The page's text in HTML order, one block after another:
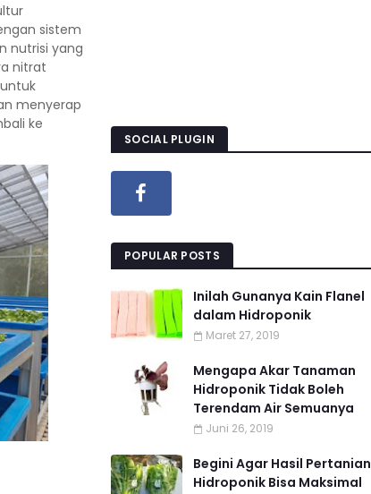
sistem
nutrisi yang
nitrat
menyerap
ke
SOCIAL PLUGIN
POPULAR POSTS
Inilah Gunanya Kain Flanel
dalam Hidroponik
Maret 27, 2019
Mengapa Akar Tanaman
Hidroponik Tidak Boleh
Terendam Air Semuanya
Juni 26, 2019
Begini Agar Hasil Pertanian
Hidroponik Bisa Maksimal